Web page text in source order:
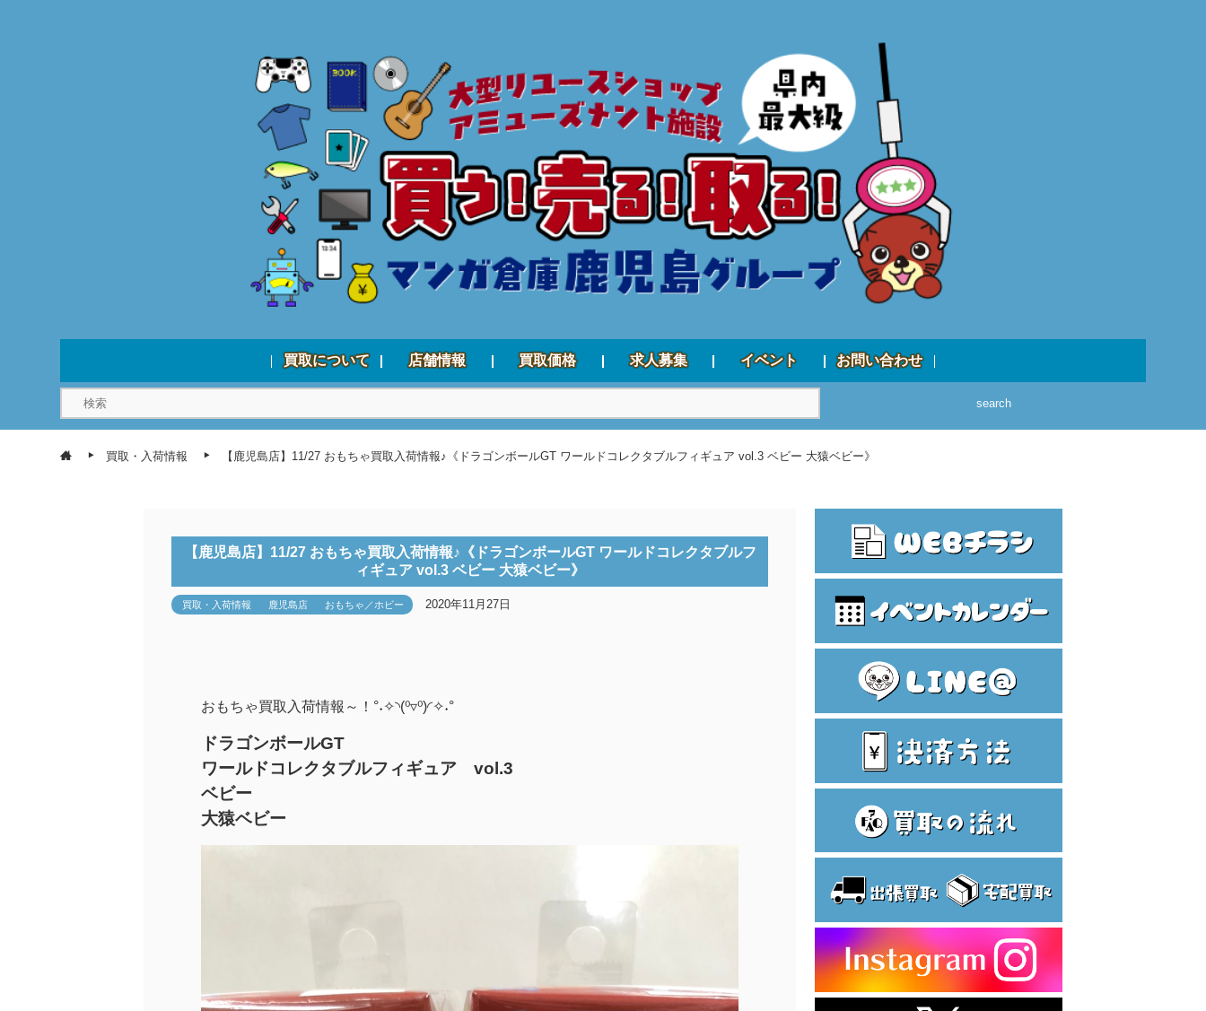
買取について 店舗情報 買取価格 求人募集 イベント お問い合わせ
search
買取・入荷情報 【鹿児島店】11/27 おもちゃ買取入荷情報♪《ドラゴンボールGT ワールドコレクタブルフィギュア vol.3 ベビー 大猿ベビー》
【鹿児島店】11/27 おもちゃ買取入荷情報♪《ドラゴンボールGT ワールドコレクタブルフ
ィギュア vol.3 ベビー 大猿ベビー》
買取・入荷情報 鹿児島店 おもちゃ／ホビー 2020年11月27日
おもちゃ買取入荷情報～！°˖✧◝(⁰▿⁰)◜✧˖°
ドラゴンボールGT
ワールドコレクタブルフィギュア vol.3
ベビー
大猿ベビー